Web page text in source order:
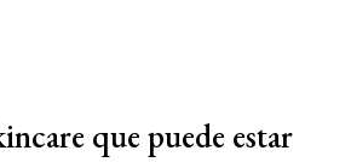
que puede estar